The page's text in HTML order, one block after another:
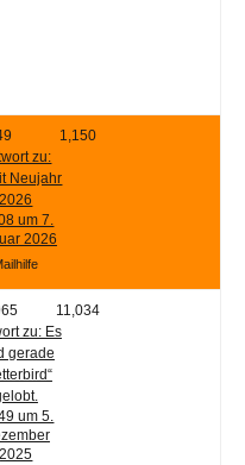
1,150
zu:
Neujahr
2026
um 7.
2026
11,034
zu: Es
gerade
um 5.
2025